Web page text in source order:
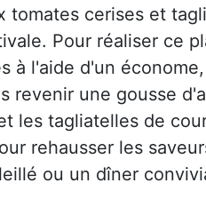
tomates cerises et
Pour réaliser ce
à l'aide d'un
revenir une gousse
les tagliatelles de
rehausser les
ou un dîner